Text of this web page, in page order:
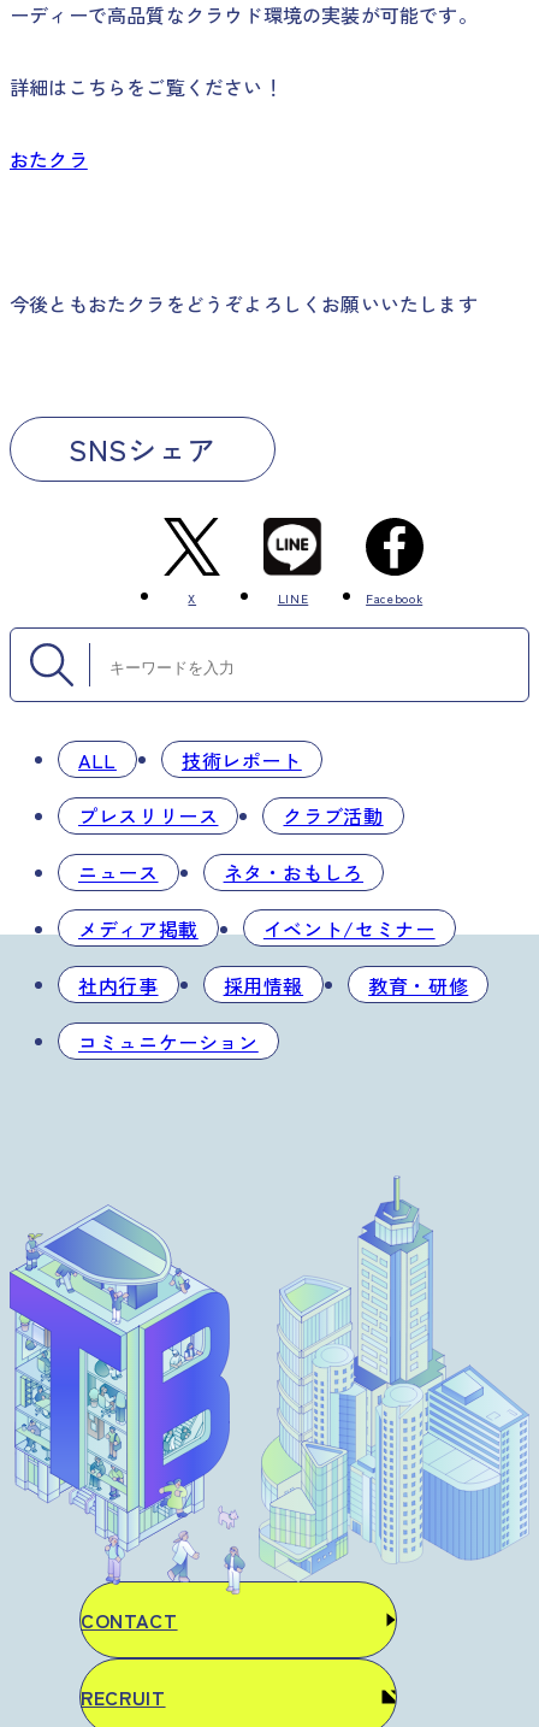
ーディーで高品質なクラウド環境の実装が可能です。
詳細はこちらをご覧ください！
おたクラ
今後ともおたクラをどうぞよろしくお願いいたします
SNSシェア
X LINE Facebook
ALL
技術レポート
プレスリリース
クラブ活動
ニュース
ネタ・おもしろ
メディア掲載
イベント/セミナー
社内行事
採用情報
教育・研修
コミュニケーション
CONTACT
RECRUIT